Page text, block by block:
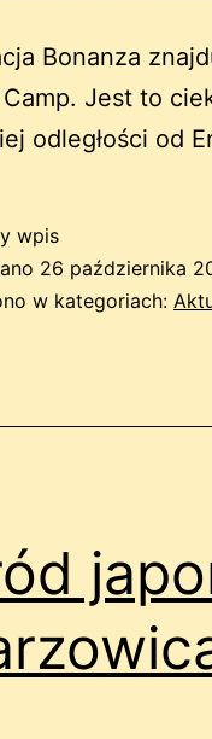
Bonanza
Jest to
odległości od
wpis
26 października
w kategoriach: